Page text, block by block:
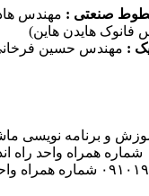
صنعتی : مهندس
فانوک هایدن هاین)
: مهندس حسین
و برنامه نویسی
سی : ۰۹۱۲۴۰۹۶۱۷۹ شماره همراه
آلات صنعتی : ۰۹۱۰۱۹۹۷۴۷۰